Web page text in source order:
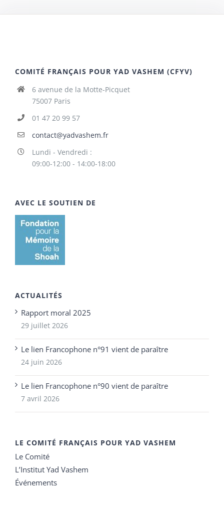
COMITÉ FRANÇAIS POUR YAD VASHEM (CFYV)
6 avenue de la Motte-Picquet
75007 Paris
01 47 20 99 57
contact@yadvashem.fr
Lundi - Vendredi :
09:00-12:00 - 14:00-18:00
AVEC LE SOUTIEN DE
ACTUALITÉS
Rapport moral 2025
29 juillet 2026
Le lien Francophone n°91 vient de paraître
24 juin 2026
Le lien Francophone n°90 vient de paraître
7 avril 2026
LE COMITÉ FRANÇAIS POUR YAD VASHEM
Le Comité
L’Institut Yad Vashem
Événements